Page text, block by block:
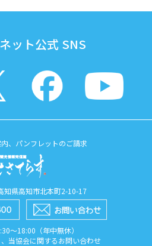
ット公式 SNS
、パンフレットのご請求
県高知市北本町2-10-17
〜18:00（年中無休）
、当協会に関するお問い合わせ